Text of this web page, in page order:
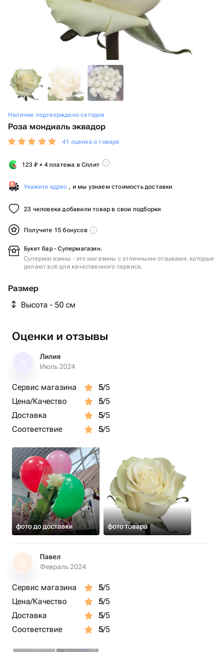
Наличие подтверждено сегодня
Роза мондиаль эквадор
41 оценка о товаре
123 ₽ × 4 платежа в Сплит
Укажите адрес , и мы узнаем стоимость доставки
23 человека добавили товар в свои подборки
Получите 15 бонусов
Букет бар - Супермагазин.
Супермагазины - это магазины с отличными отзывами, которые
делают всё для качественного сервиса.
Размер
Высота - 50 см
Оценки и отзывы
Лилия
Июль 2024
Сервис магазина 5/5
Цена/Качество
5/5
Доставка
5/5
Соответствие
5/5
фото до доставки фото товара
П
Павел
Февраль 2024
Сервис магазина 5/5
Цена/Качество
5/5
Доставка
5/5
Соответствие
5/5